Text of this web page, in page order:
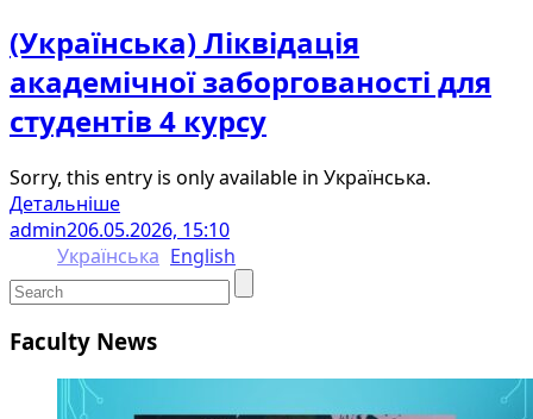
(Українська) Ліквідація
академічної заборгованості для
студентів 4 курсу
Sorry, this entry is only available in Українська.
Детальніше
admin206.05.2026, 15:10
Українська English
Faculty News